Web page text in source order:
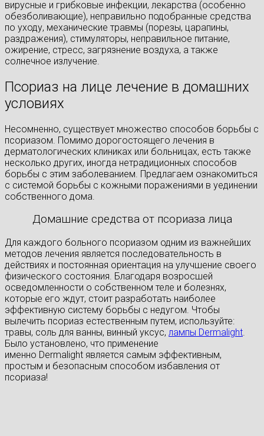
вирусные и грибковые инфекции, лекарства (особенно
обезболивающие), неправильно подобранные средства
по уходу, механические травмы (порезы, царапины,
раздражения), стимуляторы, неправильное питание,
ожирение, стресс, загрязнение воздуха, а также
солнечное излучение.
Псориаз на лице лечение в домашних
условиях
Несомненно, существует множество способов борьбы с
псориазом. Помимо дорогостоящего лечения в
дерматологических клиниках или больницах, есть также
несколько других, иногда нетрадиционных способов
борьбы с этим заболеванием. Предлагаем ознакомиться
с системой борьбы с кожными поражениями в уединении
собственного дома.
Домашние средства от псориаза лица
Для каждого больного псориазом одним из важнейших
методов лечения является последовательность в
действиях и постоянная ориентация на улучшение своего
физического состояния. Благодаря возросшей
осведомленности о собственном теле и болезнях,
которые его ждут, стоит разработать наиболее
эффективную систему борьбы с недугом. Чтобы
вылечить псориаз естественным путем, используйте:
травы, соль для ванны, винный уксус, лампы Dermalight.
Было установлено, что применение
именно Dermalight является самым эффективным,
простым и безопасным способом избавления от
псориаза!